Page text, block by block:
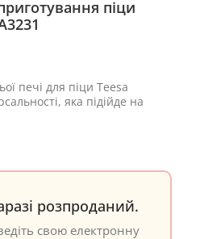
піци
печі для піци Teesa
яка підійде на
розпроданий.
свою електронну